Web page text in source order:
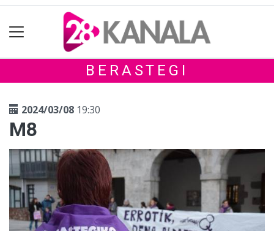
BERASTEGI
2024/03/08 19:30
M8